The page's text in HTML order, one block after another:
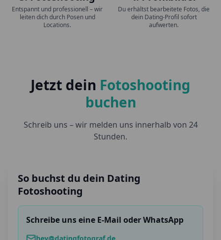
Entspannt und professionell – wir
leiten dich durch Posen und
Locations.
Du erhältst bearbeitete Fotos, die
dein Dating-Profil sofort
aufwerten.
Jetzt dein Fotoshooting
buchen
Schreib uns – wir melden uns innerhalb von 24
Stunden.
So buchst du dein Dating
Fotoshooting
Schreibe uns eine E-Mail oder WhatsApp